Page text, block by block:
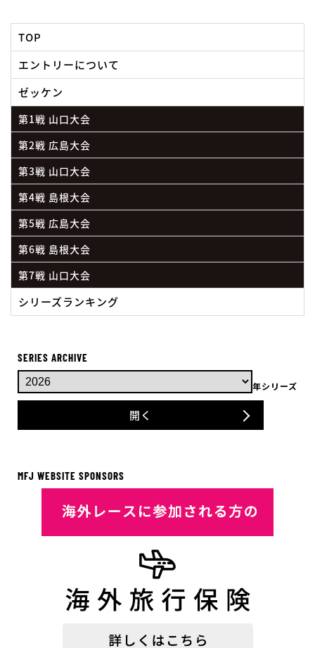
TOP
エントリーについて
ゼッケン
第1戦 山口大会
第2戦 広島大会
第3戦 山口大会
第4戦 島根大会
第5戦 広島大会
第6戦 島根大会
第7戦 山口大会
シリーズランキング
SERIES ARCHIVE
年シリーズ
開く
MFJ WEBSITE SPONSORS